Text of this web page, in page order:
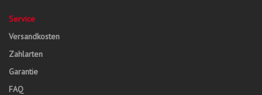
Service
Versandkosten
Zahlarten
Garantie
FAQ